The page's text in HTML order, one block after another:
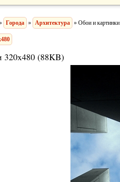
Города » Архитектура » Обои и картинки
320x480 (88KB)